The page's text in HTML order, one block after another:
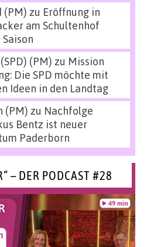
(PM) zu Eröffnung in
am Schultenhof
(PM) zu Mission
Die SPD möchte mit
Ideen in den Landtag
(PM) zu Nachfolge
Bentz ist neuer
Paderborn
– DER PODCAST #28